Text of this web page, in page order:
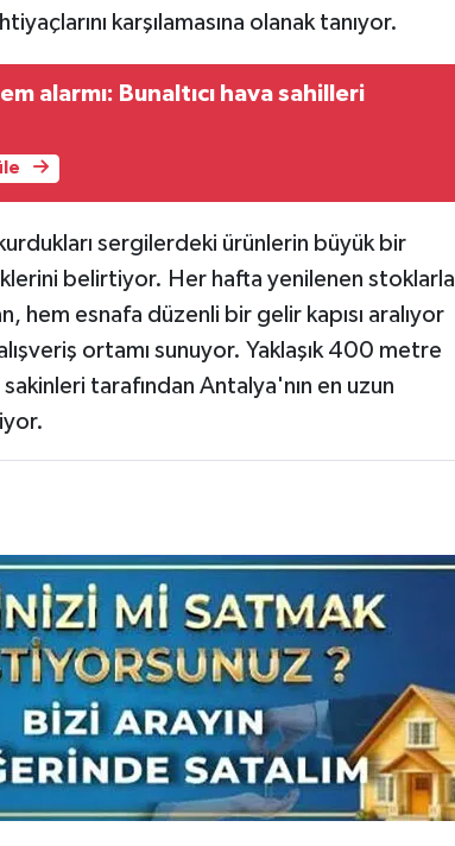
karşılamasına olanak tanıyor.
alarmı: Bunaltıcı hava sahilleri
sergilerdeki ürünlerin büyük bir
belirtiyor. Her hafta yenilenen stoklarla
hem esnafa düzenli bir gelir kapısı aralıyor
ortamı sunuyor. Yaklaşık 400 metre
tarafından Antalya'nın en uzun